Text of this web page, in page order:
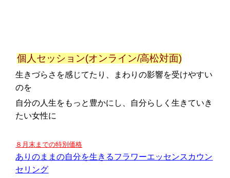
個人セッション(オンライン/高松対面)
生きづらさを感じてたり、まわりの影響を受けやすい
のを
自分の人生をもっと豊かにし、自分らしく生きていき
たい女性に
８月末までの特別価格
ありのままの自分を生きるフラワーエッセンスカウン
セリング